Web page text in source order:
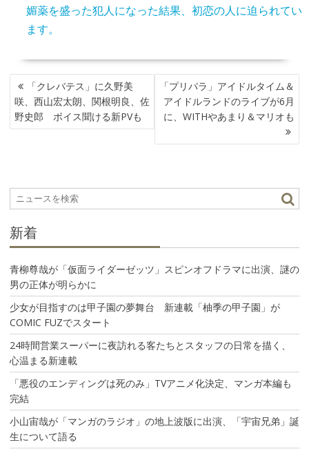
媚薬を盛った犯人になった結果、初恋の人に迫られてい
ます。
投
稿
ナ
ビ
ョ
ン
「クレバテス」に久野美
咲、西山宏太朗、関根明良、佐
野史郎 ボイス聞ける新PVも
「プリパラ」アイドルタイム＆
アイドルランドのライブが6月
に、WITHやあまり＆マリオも
新着
青柳尊哉が「仮面ライダーゼッツ」スピンオフドラマに出演、謎の
男の正体が明らかに
少女が目指すのは甲子園の夢舞台 新連載「柚季の甲子園」が
COMIC FUZでスタート
24時間営業スーパーに夜訪れる客たちとスタッフの日常を描く、
心温まる新連載
「悪役のエンディングは死のみ」TVアニメ化決定、マンガ本編も
完結
小山宙哉が「マンガのラジオ」の地上波版に出演、「宇宙兄弟」誕
生について語る